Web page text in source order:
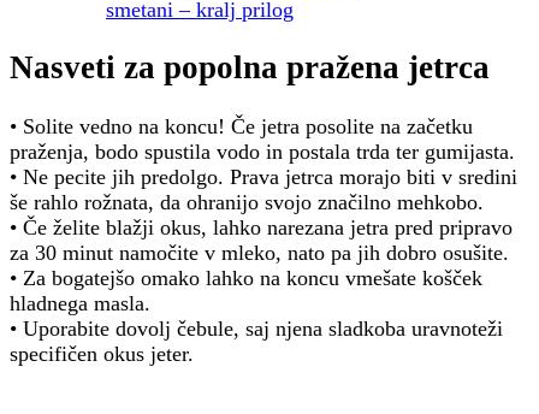
smetani – kralj prilog
Nasveti za popolna pražena jetrca
• Solite vedno na koncu! Če jetra posolite na začetku
praženja, bodo spustila vodo in postala trda ter gumijasta.
• Ne pecite jih predolgo. Prava jetrca morajo biti v sredini
še rahlo rožnata, da ohranijo svojo značilno mehkobo.
• Če želite blažji okus, lahko narezana jetra pred pripravo
za 30 minut namočite v mleko, nato pa jih dobro osušite.
• Za bogatejšo omako lahko na koncu vmešate košček
hladnega masla.
• Uporabite dovolj čebule, saj njena sladkoba uravnoteži
specifičen okus jeter.